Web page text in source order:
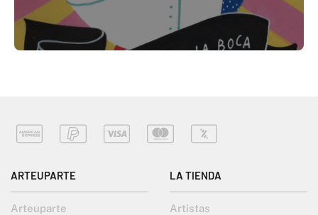
ARTEUPARTE
Arteuparte
LA TIENDA
Artistas